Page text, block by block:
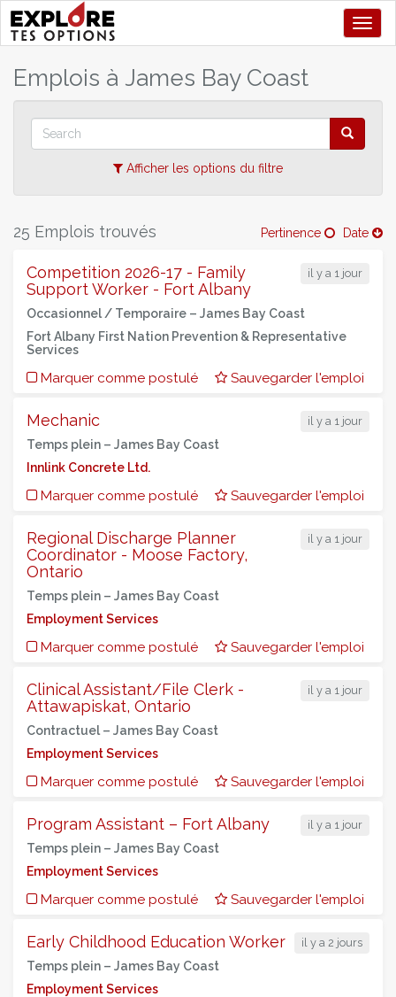
Emplois à James Bay Coast
Afficher les options du filtre
Pertinence Date
25 Emplois trouvés
il y a 1 jour
Competition 2026-17 - Family
Support Worker - Fort Albany
Occasionnel / Temporaire – James Bay Coast
Fort Albany First Nation Prevention & Representative
Services
Marquer comme postulé Sauvegarder l'emploi
il y a 1 jour
Mechanic
Temps plein – James Bay Coast
Innlink Concrete Ltd.
Marquer comme postulé Sauvegarder l'emploi
il y a 1 jour
Regional Discharge Planner
Coordinator - Moose Factory,
Ontario
Temps plein – James Bay Coast
Employment Services
Marquer comme postulé Sauvegarder l'emploi
il y a 1 jour
Clinical Assistant/File Clerk -
Attawapiskat, Ontario
Contractuel – James Bay Coast
Employment Services
Marquer comme postulé Sauvegarder l'emploi
il y a 1 jour
Program Assistant – Fort Albany
Temps plein – James Bay Coast
Employment Services
Marquer comme postulé Sauvegarder l'emploi
il y a 2 jours
Early Childhood Education Worker
Temps plein – James Bay Coast
Employment Services
+
–